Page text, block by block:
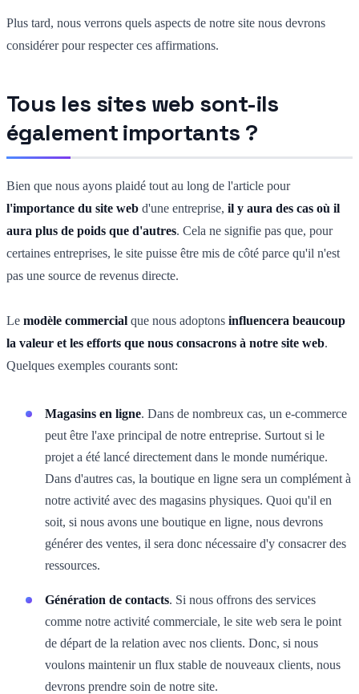
Plus tard, nous verrons quels aspects de notre site nous devrons
considérer pour respecter ces affirmations.
Tous les sites web sont-ils
également importants ?
Bien que nous ayons plaidé tout au long de l'article pour
l'importance du site web d'une entreprise, il y aura des cas où il
aura plus de poids que d'autres. Cela ne signifie pas que, pour
certaines entreprises, le site puisse être mis de côté parce qu'il n'est
pas une source de revenus directe.
Le modèle commercial que nous adoptons influencera beaucoup
la valeur et les efforts que nous consacrons à notre site web.
Quelques exemples courants sont:
Magasins en ligne. Dans de nombreux cas, un e-commerce
peut être l'axe principal de notre entreprise. Surtout si le
projet a été lancé directement dans le monde numérique.
Dans d'autres cas, la boutique en ligne sera un complément à
notre activité avec des magasins physiques. Quoi qu'il en
soit, si nous avons une boutique en ligne, nous devrons
générer des ventes, il sera donc nécessaire d'y consacrer des
ressources.
Génération de contacts. Si nous offrons des services
comme notre activité commerciale, le site web sera le point
de départ de la relation avec nos clients. Donc, si nous
voulons maintenir un flux stable de nouveaux clients, nous
devrons prendre soin de notre site.